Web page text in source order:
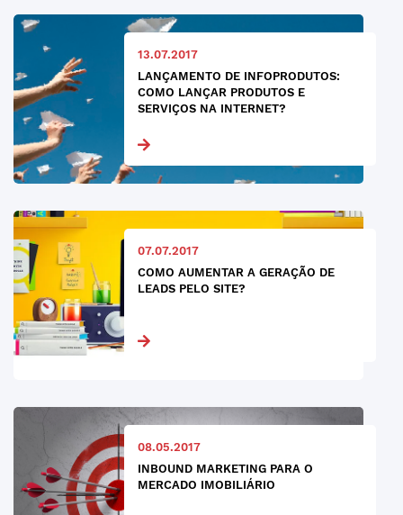
13.07.2017
LANÇAMENTO DE INFOPRODUTOS:
COMO LANÇAR PRODUTOS E
SERVIÇOS NA INTERNET?
07.07.2017
COMO AUMENTAR A GERAÇÃO DE
LEADS PELO SITE?
08.05.2017
INBOUND MARKETING PARA O
MERCADO IMOBILIÁRIO